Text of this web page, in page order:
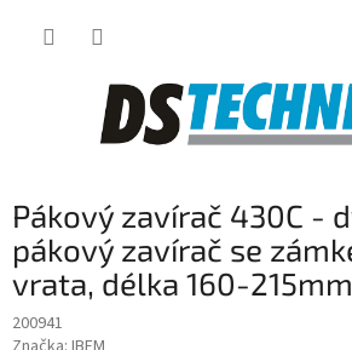
Pákový zavírač 430C -
pákový zavírač se
vrata, délka 160-215mm
200941